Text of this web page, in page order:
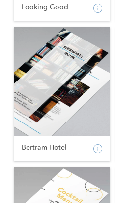
Looking Good
Bertram Hotel